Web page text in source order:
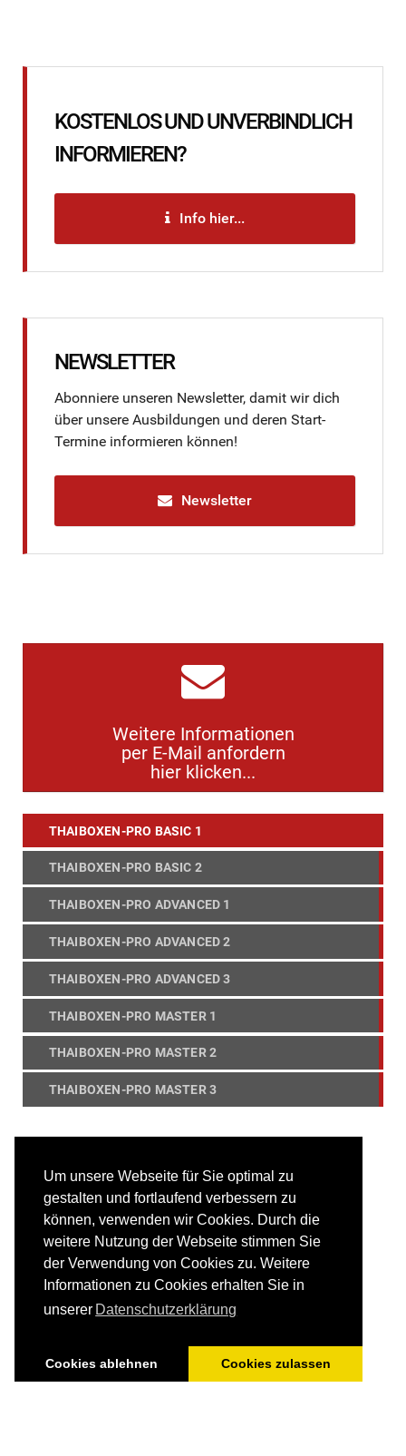
Um unsere Webseite für Sie optimal zu
gestalten und fortlaufend verbessern zu
können, verwenden wir Cookies. Durch die
weitere Nutzung der Webseite stimmen Sie
der Verwendung von Cookies zu. Weitere
Informationen zu Cookies erhalten Sie in
unserer Datenschutzerklärung
Cookies ablehnen Cookies zulassen
KOSTENLOS UND UNVERBINDLICH
INFORMIEREN?
Info hier...
NEWSLETTER
Abonniere unseren Newsletter, damit wir dich
über unsere Ausbildungen und deren Start-
Termine informieren können!
Newsletter
Weitere Informationen
per E-Mail anfordern
hier klicken...
THAIBOXEN-PRO BASIC 1
THAIBOXEN-PRO BASIC 2
THAIBOXEN-PRO ADVANCED 1
THAIBOXEN-PRO ADVANCED 2
THAIBOXEN-PRO ADVANCED 3
THAIBOXEN-PRO MASTER 1
THAIBOXEN-PRO MASTER 2
THAIBOXEN-PRO MASTER 3
Fitness